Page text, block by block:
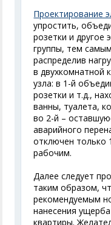
Проектирование
упростить,
розетки и другое
группы, тем
распределив
в двухкомнатной
узла: в 1-й
розетки и т.д.,
ванны, туалета,
во 2-й –
аварийного
отключен только
рабочим.
Далее следует
таким образом,
рекомендуемым
нанесения
квартиры.